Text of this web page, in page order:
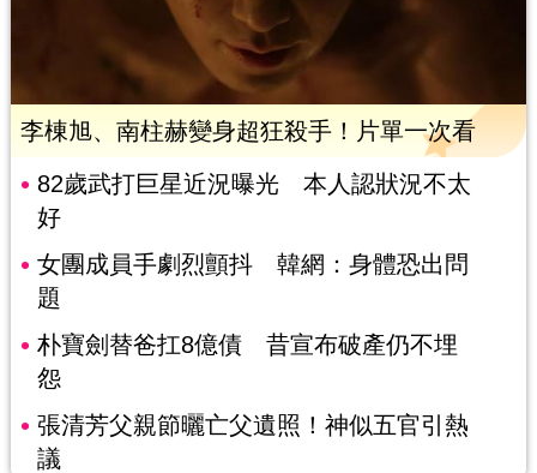
李棟旭、南柱赫變身超狂殺手！片單一次看
82歲武打巨星近況曝光 本人認狀況不太
好
女團成員手劇烈顫抖 韓網：身體恐出問
題
朴寶劍替爸扛8億債 昔宣布破產仍不埋
怨
張清芳父親節曬亡父遺照！神似五官引熱
議